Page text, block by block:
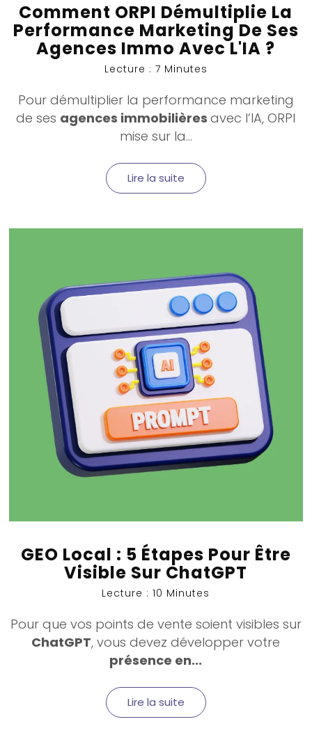
Comment ORPI Démultiplie La
Performance Marketing De Ses
Agences Immo Avec L'IA ?
Lecture : 7 Minutes
Pour démultiplier la performance marketing
de ses agences immobilièresavec l’IA, ORPI
mise sur la...
Lire la suite
GEO Local : 5 Étapes Pour Être
Visible Sur ChatGPT
Lecture : 10 Minutes
Pour que vos points de vente soient visibles sur
ChatGPT, vous devez développer votre
présence en...
Lire la suite